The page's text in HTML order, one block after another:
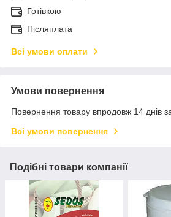
Готівкою
Післяплата
Всі умови оплати
Умови повернення
Повернення товару впродовж 14 днів
Всі умови повернення
Подібні товари компанії